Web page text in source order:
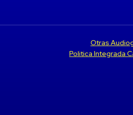
Otras
Politica Integrada